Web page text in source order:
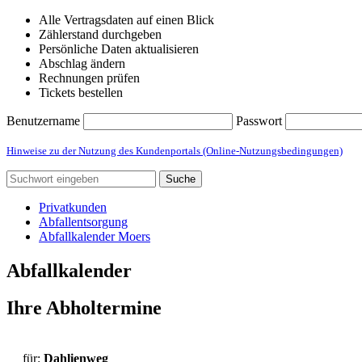
Alle Vertragsdaten auf einen Blick
Zählerstand durchgeben
Persönliche Daten aktualisieren
Abschlag ändern
Rechnungen prüfen
Tickets bestellen
Benutzername Passwort
Hinweise zu der Nutzung des Kundenportals (Online-Nutzungsbedingungen)
Suche
Privatkunden
Abfallentsorgung
Abfallkalender Moers
Abfallkalender
Ihre Abholtermine
für: Dahlienweg